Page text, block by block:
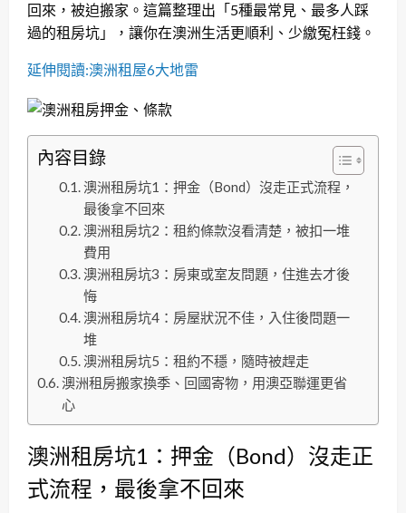
回來，被迫搬家。這篇整理出「5種最常見、最多人踩
過的租房坑」，讓你在澳洲生活更順利、少繳冤枉錢。
延伸閱讀:澳洲租屋6大地雷
內容目錄
澳洲租房坑1：押金（Bond）沒走正式流程，
最後拿不回來
澳洲租房坑2：租約條款沒看清楚，被扣一堆
費用
澳洲租房坑3：房東或室友問題，住進去才後
悔
澳洲租房坑4：房屋狀況不佳，入住後問題一
堆
澳洲租房坑5：租約不穩，隨時被趕走
澳洲租房搬家換季、回國寄物，用澳亞聯運更省
心
澳洲租房坑1：押金（Bond）沒走正
式流程，最後拿不回來